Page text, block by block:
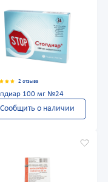
2 отзыва
100 мг №24
Сообщить о наличии